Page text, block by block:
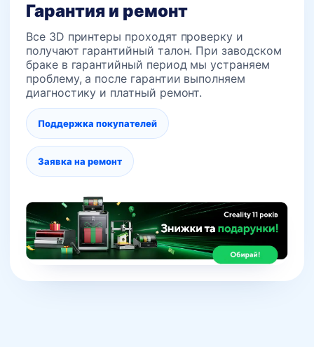
Гарантия и ремонт
Все 3D принтеры проходят проверку и
получают гарантийный талон. При заводском
браке в гарантийный период мы устраняем
проблему, а после гарантии выполняем
диагностику и платный ремонт.
Поддержка покупателей
Заявка на ремонт